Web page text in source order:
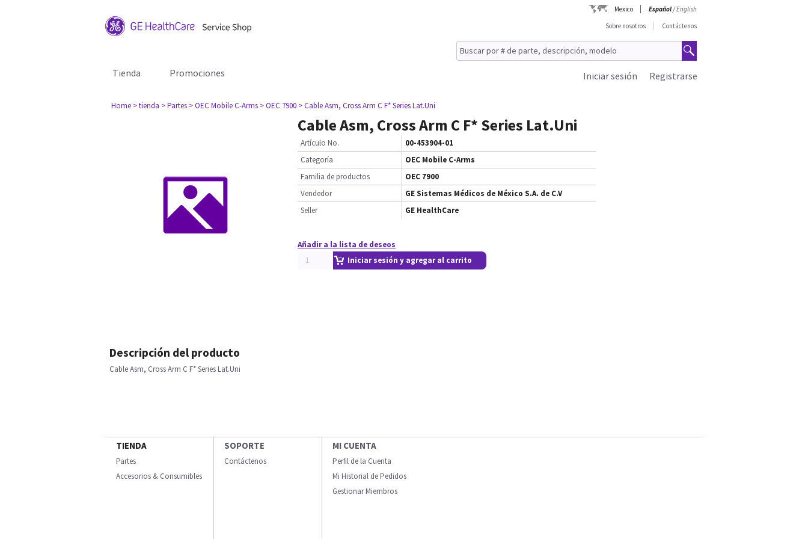
Mexico Español/English
Sobre nosotros
Contáctenos
Tienda Promociones Registrarse
Iniciar sesión
Home > tienda > Partes > OEC Mobile C-Arms > OEC 7900 > Cable Asm, Cross Arm C F* Series Lat.Uni
Cable Asm, Cross Arm C F* Series Lat.Uni
Artículo No.
00-453904-01
Categoría
OEC Mobile C-Arms
Familia de productos
OEC 7900
Vendedor
GE Sistemas Médicos de México S.A. de C.V
Seller
GE HealthCare
Añadir a la lista de deseos
Iniciar sesión y agregar al carrito
Descripción del producto
Cable Asm, Cross Arm C F* Series Lat.Uni
TIENDA
Partes
Accesorios & Consumibles
SOPORTE
Contáctenos
MI CUENTA
Perfil de la Cuenta
Mi Historial de Pedidos
Gestionar Miembros